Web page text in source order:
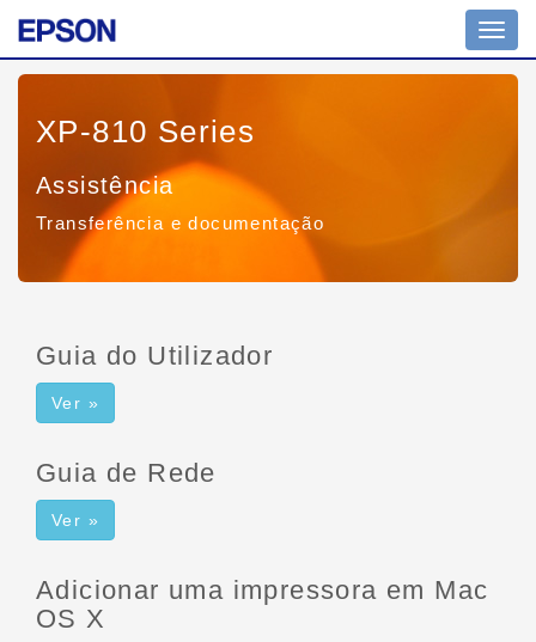
XP-810 Series
Assistência
Transferência e documentação
Guia do Utilizador
Ver »
Guia de Rede
Ver »
Adicionar uma impressora em Mac
OS X